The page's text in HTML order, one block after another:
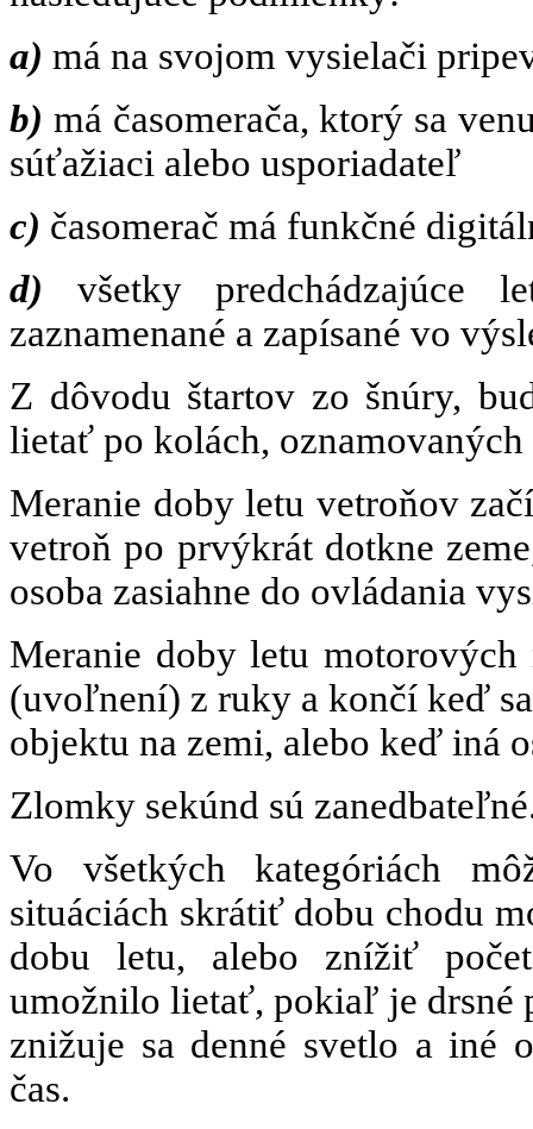
a) má na svojom vysielači
b) má časomerača, ktorý sa
súťažiaci alebo usporiadateľ
c) časomerač má funkčné
d) všetky predchádzajúce
zaznamenané a zapísané vo
Z dôvodu štartov zo šnúry,
lietať po kolách,
Meranie doby letu vetroňov
vetroň po prvýkrát dotkne
osoba zasiahne do ovládania
Meranie doby letu
(uvoľnení) z ruky a končí keď
objektu na zemi, alebo keď iná
Zlomky sekúnd sú
Vo všetkých kategóriách
situáciách skrátiť dobu chodu
dobu letu, alebo znížiť
umožnilo lietať, pokiaľ je drsné
znižuje sa denné svetlo a iné
čas.